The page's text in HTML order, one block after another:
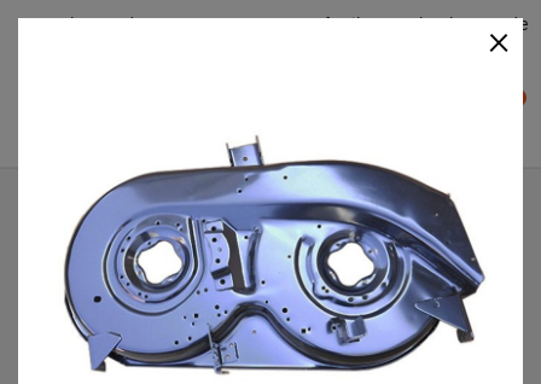
Plateaudecoupe.com : Trouver facilement le plateau de
Accueil
Plateau de coupe
Plateau de coupe 96 cm 68304264CS pour Bolens BL - 135
96 T - 13AH771F684 (2008)
×